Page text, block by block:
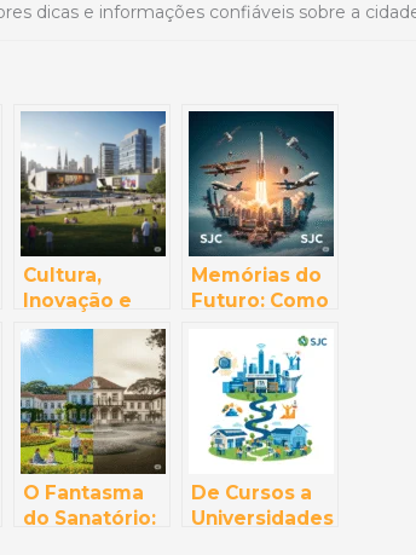
dicas e informações confiáveis sobre a
Cultura,
Inovação e
Qualidade de
Vida: Por Que
São José dos
Campos é o
Pacote
Completo
Que Você
Procura
Memórias do
Futuro: Como
Espaço
Moldaram a
Identidade de
SJC (e o Que
Restou Disso!)
O Fantasma
do Sanatório:
De Cursos a
Universidades